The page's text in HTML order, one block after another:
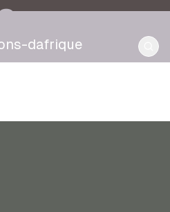
dafrique